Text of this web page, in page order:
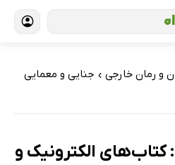
و رمان خارجی › جنایی و معمایی
Keigo Higashino: کتاب‌های الکترونیک و